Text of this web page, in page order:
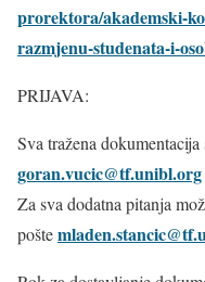
prorektora/akademski-
razmjenu-studenata-i-
PRIJAVA:
Sva tražena
goran.vucic@tf.unibl.org
Za sva dodatna pitanja
pošte